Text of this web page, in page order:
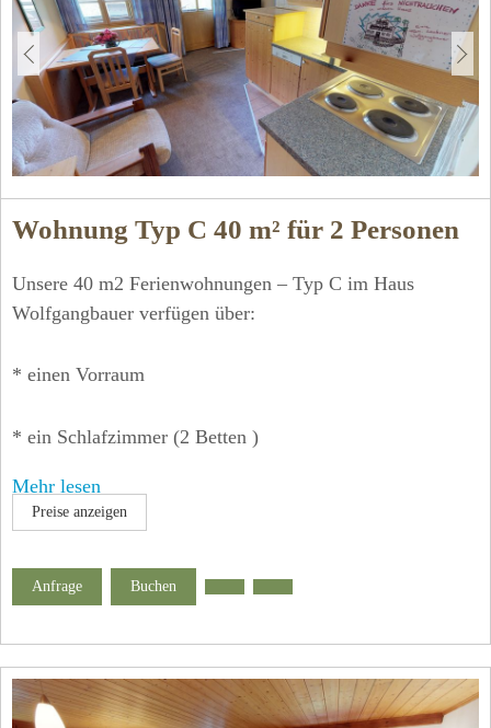
Wohnung Typ C 40 m² für 2 Personen
Unsere 40 m2 Ferienwohnungen – Typ C im Haus
Wolfgangbauer verfügen über:
* einen Vorraum
* ein Schlafzimmer (2 Betten )
* eine gemütliche Wohnküche komplett eingerichtet incl.
Sat-TV,
Telefon, Geschirrspüler, 4-Plattenherd mit Backrohr,
* Bad/WC
Mehr lesen
Preise anzeigen
Anfrage Buchen